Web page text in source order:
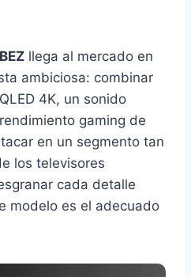
llega al mercado en
ambiciosa: combinar
4K, un sonido
gaming de
en un segmento tan
los televisores
cada detalle
modelo es el adecuado